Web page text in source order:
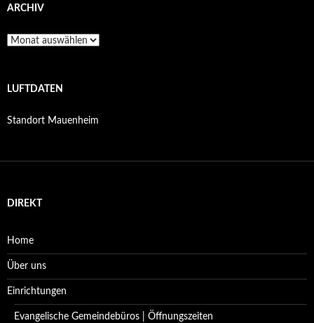
ARCHIV
Archiv
LUFTDATEN
Standort Mauenheim
DIREKT
Home
Über uns
Einrichtungen
Evangelische Gemeindebüros | Öffnungszeiten